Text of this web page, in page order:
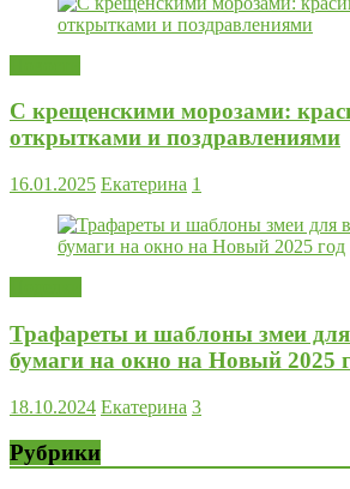
С крещенскими морозами:
открытками и поздравлениями
16.01.2025 Екатерина 1
Трафареты и шаблоны змеи
бумаги на окно на Новый 2025
18.10.2024 Екатерина 3
Рубрики